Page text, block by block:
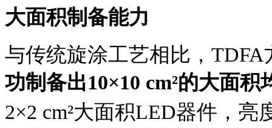
大面积制备能力
与传统旋涂工艺相比， TDFA
功制备出10×10 cm²的大面
2×2 cm²大面积LED器件，亮